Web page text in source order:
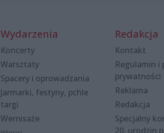
Wydarzenia
Koncerty
Warsztaty
Spacery i oprowadzania
Jarmarki, festyny, pchle
targi
Wernisaże
Redakcja
Kontakt
Regulamin i
prywatności
Reklama
Redakcja
Specjalny
20. urodzin